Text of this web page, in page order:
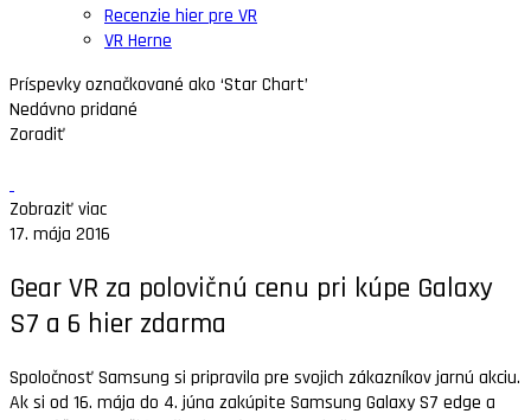
Recenzie hier pre VR
VR Herne
Príspevky označkované ako ‘Star Chart’
Nedávno pridané
Zoradiť
Zobraziť viac
17. mája 2016
Gear VR za polovičnú cenu pri kúpe Galaxy
S7 a 6 hier zdarma
Spoločnosť Samsung si pripravila pre svojich zákazníkov jarnú akciu.
Ak si od 16. mája do 4. júna zakúpite Samsung Galaxy S7 edge a